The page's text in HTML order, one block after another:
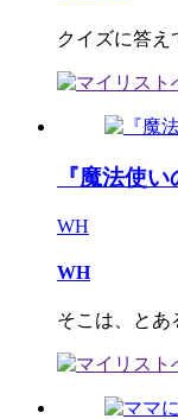
クイズに答え
『魔法使
WH
WH
そこは、とあ